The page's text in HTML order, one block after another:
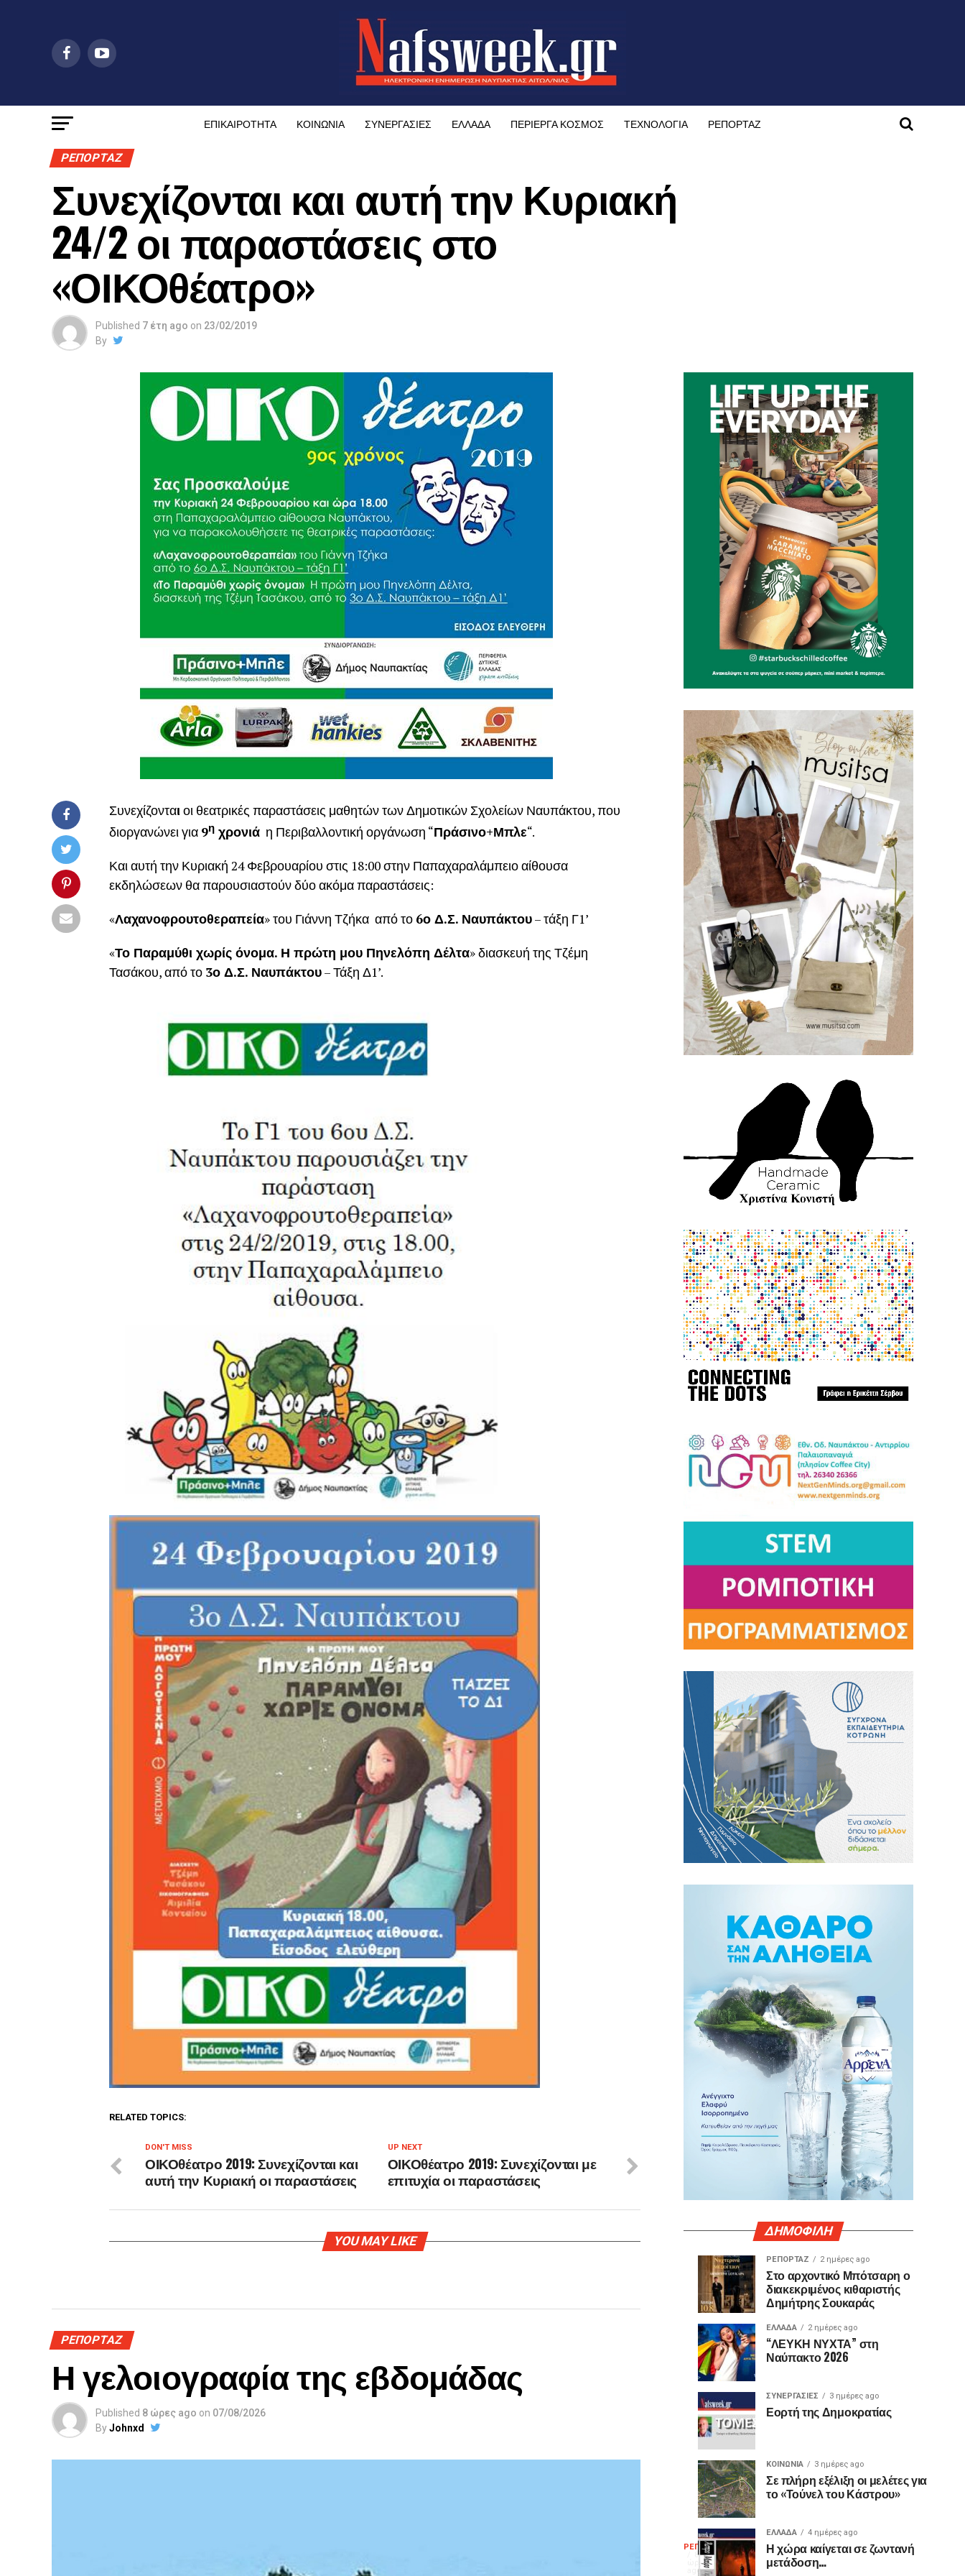
ΕΠΙΚΑΙΡΟΤΗΤΑ ΚΟΙΝΩΝΙΑ ΣΥΝΕΡΓΑΣΙΕΣ ΕΛΛΑΔΑ ΠΕΡΙΕΡΓΑ ΚΟΣΜΟΣ ΤΕΧΝΟΛΟΓΙΑ ΡΕΠΟΡΤΑΖ
ΡΕΠΟΡΤΑΖ
Συνεχίζονται και αυτή την Κυριακή
24/2 οι παραστάσεις στο
«ΟΙΚΟθέατρο»
Published 7 έτη ago on 23/02/2019
By
Συνεχίζονταιοι θεατρικές παραστάσεις μαθητών των Δημοτικών Σχολείων Ναυπάκτου, που
διοργανώνει για 9η χρονιά η Περιβαλλοντική οργάνωση “Πράσινο+Μπλε“.
Και αυτή την Κυριακή 24 Φεβρουαρίου στις 18:00 στην Παπαχαραλάμπειο αίθουσα
εκδηλώσεων θα παρουσιαστούν δύο ακόμα παραστάσεις:
«Λαχανοφρουτοθεραπεία» του Γιάννη Τζήκα από το 6ο Δ.Σ. Ναυπάκτου– τάξη Γ1’
«Το Παραμύθι χωρίς όνομα. Η πρώτη μου Πηνελόπη Δέλτα» διασκευή της Τζέμη
Τασάκου, από το 3ο Δ.Σ. Ναυπάκτου– Τάξη Δ1’.
RELATED TOPICS:
UP NEXT
ΟΙΚΟθέατρο 2019: Συνεχίζονται με
επιτυχία οι παραστάσεις
DON'T MISS
ΟΙΚΟθέατρο 2019: Συνεχίζονται και
αυτή την Κυριακή οι παραστάσεις
YOU MAY LIKE
ΡΕΠΟΡΤΑΖ
Η γελοιογραφία της εβδομάδας
Published 8 ώρες ago on 07/08/2026
ByJohnxd
ΔΗΜΟΦΙΛΗ
ΡΕΠΟΡΤΑΖ
8
ώρες
ago
Η
ΤΕΧΝΟΛΟΓΙΑ
ago
Γιατί
ορισμένες
θύρες
USB
είναι
μωβ
έχουν
άλλα
χρώματα;
διαφορά
που
περισσότεροι
δεν
γνωρίζουν
ΚΟΙΝΩΝΙΑ
ημέρα
ago
Θερμό
χειροκρότημα
για
τον
«Ίωνα»
στο
Κάστρο
της
Ναυπάκτου
ΡΕΠΟΡΤΑΖ 2 ημέρες ago
Στο αρχοντικό Μπότσαρη ο
διακεκριμένος κιθαριστής
Δημήτρης Σουκαράς
ΕΛΛΑΔΑ 2 ημέρες ago
“ΛΕΥΚΗ ΝΥΧΤΑ” στη
Ναύπακτο 2026
ΣΥΝΕΡΓΑΣΙΕΣ 3 ημέρες ago
Εορτή της Δημοκρατίας
ΚΟΙΝΩΝΙΑ 3 ημέρες ago
Σε πλήρη εξέλιξη οι μελέτες για
το «Τούνελ του Κάστρου»
ΕΛΛΑΔΑ 4 ημέρες ago
Η χώρα καίγεται σε ζωντανή
μετάδοση…